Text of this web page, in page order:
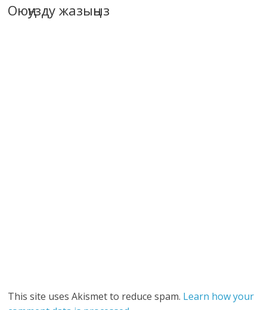
Оюңузду жазыңыз
This site uses Akismet to reduce spam. Learn how your